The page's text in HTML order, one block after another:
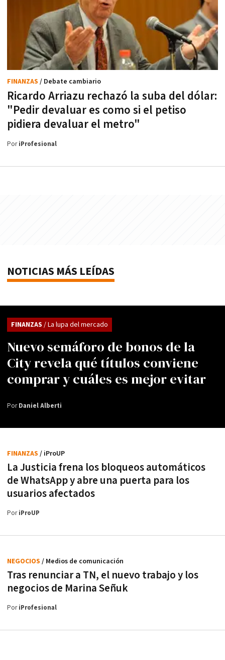
Ricardo Arriazu rechazó la suba del dólar:
"Pedir devaluar es como si el petiso
pidiera devaluar el metro"
FINANZAS / Debate cambiario
PoriProfesional
NOTICIAS MÁS LEÍDAS
Nuevo semáforo de bonos de la
City revela qué títulos conviene
comprar y cuáles es mejor evitar
FINANZAS / La lupa del mercado
PorDaniel Alberti
La Justicia frena los bloqueos automáticos
de WhatsApp y abre una puerta para los
usuarios afectados
FINANZAS / iProUP
PoriProUP
Tras renunciar a TN, el nuevo trabajo y los
negocios de Marina Señuk
NEGOCIOS / Medios de comunicación
PoriProfesional